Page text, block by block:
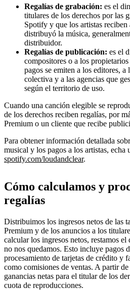
Regalías de grabación: es el
titulares de los derechos por las
Spotify y que los artistas
distribuyó la música,
distribuidor.
Regalías de publicación: es el
compositores o a los
pagos se emiten a los editores, a
colectiva y a las agencias que
según el territorio de uso.
Cuando una canción elegible se
de los derechos reciben regalías, por
Premium o un cliente que recibe
Para obtener información detallada
musical y los pagos a los artistas, echa
spotify.com/loudandclear.
Cómo calculamos y
regalías
Distribuimos los ingresos netos de las
Premium y de los anuncios a los
calcular los ingresos netos, restamos
no nos quedamos. Esto incluye pagos
procesamiento de tarjetas de crédito y
como comisiones de ventas. A partir
ganancias netas para el titular de los
cuota de reproducciones.